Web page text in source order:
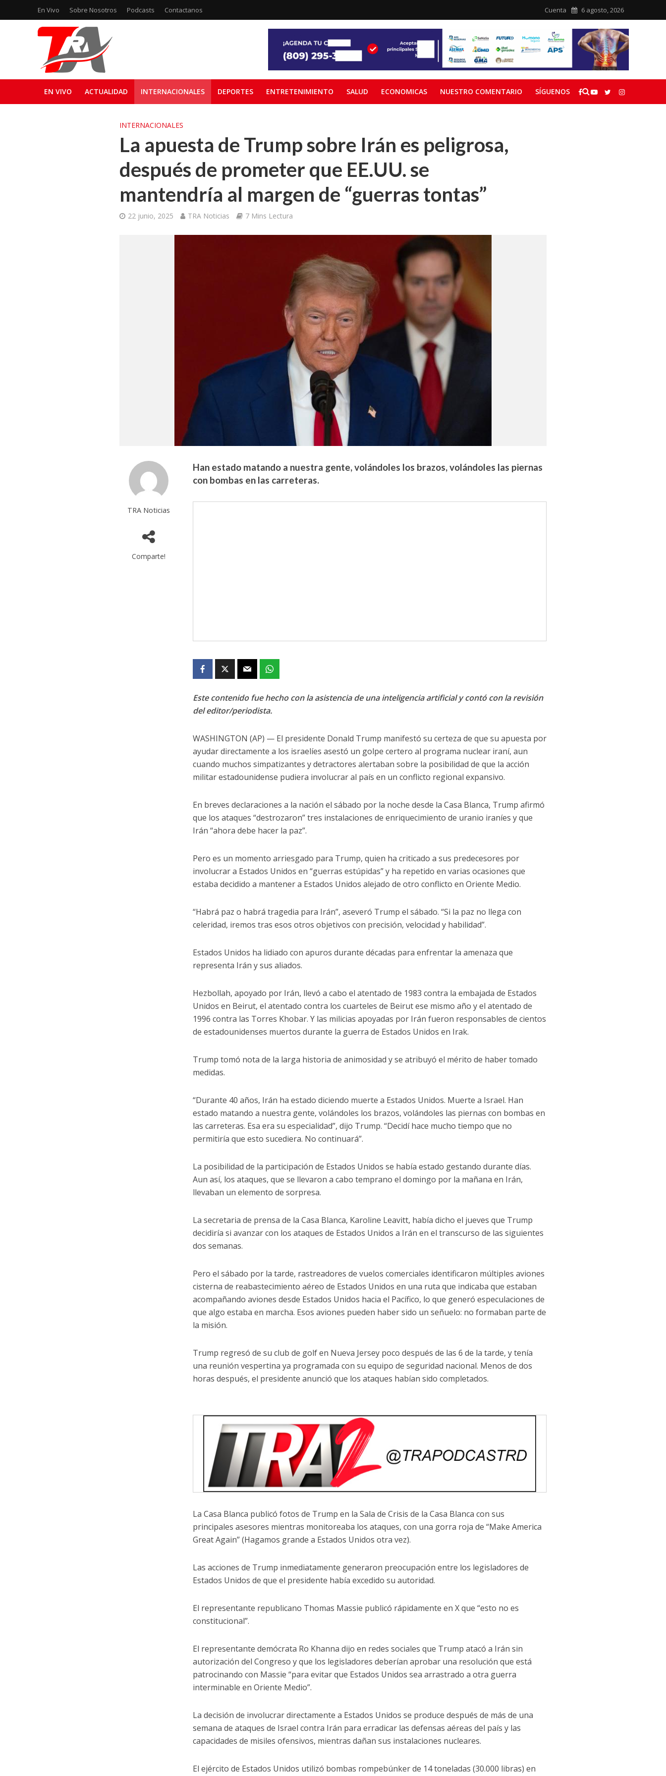
En Vivo Sobre Nosotros Podcasts Contactanos Cuenta 6 agosto, 2026
EN VIVO ACTUALIDAD INTERNACIONALES DEPORTES ENTRETENIMIENTO SALUD ECONOMICAS NUESTRO COMENTARIO SÍGUENOS
INTERNACIONALES
La apuesta de Trump sobre Irán es peligrosa,
después de prometer que EE.UU. se
mantendría al margen de “guerras tontas”
22 junio, 2025 TRA Noticias 7 Mins Lectura
TRA Noticias
Comparte!
Han estado matando a nuestra gente, volándoles los brazos, volándoles las piernas
con bombas en las carreteras.
Este contenido fue hecho con la asistencia de una inteligencia artificial y contó con la revisión
del editor/periodista.
WASHINGTON (AP) — El presidente Donald Trump manifestó su certeza de que su apuesta por
ayudar directamente a los israelíes asestó un golpe certero al programa nuclear iraní, aun
cuando muchos simpatizantes y detractores alertaban sobre la posibilidad de que la acción
militar estadounidense pudiera involucrar al país en un conflicto regional expansivo.
En breves declaraciones a la nación el sábado por la noche desde la Casa Blanca, Trump afirmó
que los ataques “destrozaron” tres instalaciones de enriquecimiento de uranio iraníes y que
Irán “ahora debe hacer la paz”.
Pero es un momento arriesgado para Trump, quien ha criticado a sus predecesores por
involucrar a Estados Unidos en “guerras estúpidas” y ha repetido en varias ocasiones que
estaba decidido a mantener a Estados Unidos alejado de otro conflicto en Oriente Medio.
“Habrá paz o habrá tragedia para Irán”, aseveró Trump el sábado. “Si la paz no llega con
celeridad, iremos tras esos otros objetivos con precisión, velocidad y habilidad”.
Estados Unidos ha lidiado con apuros durante décadas para enfrentar la amenaza que
representa Irán y sus aliados.
Hezbollah, apoyado por Irán, llevó a cabo el atentado de 1983 contra la embajada de Estados
Unidos en Beirut, el atentado contra los cuarteles de Beirut ese mismo año y el atentado de
1996 contra las Torres Khobar. Y las milicias apoyadas por Irán fueron responsables de cientos
de estadounidenses muertos durante la guerra de Estados Unidos en Irak.
Trump tomó nota de la larga historia de animosidad y se atribuyó el mérito de haber tomado
medidas.
“Durante 40 años, Irán ha estado diciendo muerte a Estados Unidos. Muerte a Israel. Han
estado matando a nuestra gente, volándoles los brazos, volándoles las piernas con bombas en
las carreteras. Esa era su especialidad”, dijo Trump. “Decidí hace mucho tiempo que no
permitiría que esto sucediera. No continuará”.
La posibilidad de la participación de Estados Unidos se había estado gestando durante días.
Aun así, los ataques, que se llevaron a cabo temprano el domingo por la mañana en Irán,
llevaban un elemento de sorpresa.
La secretaria de prensa de la Casa Blanca, Karoline Leavitt, había dicho el jueves que Trump
decidiría si avanzar con los ataques de Estados Unidos a Irán en el transcurso de las siguientes
dos semanas.
Pero el sábado por la tarde, rastreadores de vuelos comerciales identificaron múltiples aviones
cisterna de reabastecimiento aéreo de Estados Unidos en una ruta que indicaba que estaban
acompañando aviones desde Estados Unidos hacia el Pacífico, lo que generó especulaciones de
que algo estaba en marcha. Esos aviones pueden haber sido un señuelo: no formaban parte de
la misión.
Trump regresó de su club de golf en Nueva Jersey poco después de las 6 de la tarde, y tenía
una reunión vespertina ya programada con su equipo de seguridad nacional. Menos de dos
horas después, el presidente anunció que los ataques habían sido completados.
La Casa Blanca publicó fotos de Trump en la Sala de Crisis de la Casa Blanca con sus
principales asesores mientras monitoreaba los ataques, con una gorra roja de “Make America
Great Again” (Hagamos grande a Estados Unidos otra vez).
Las acciones de Trump inmediatamente generaron preocupación entre los legisladores de
Estados Unidos de que el presidente había excedido su autoridad.
El representante republicano Thomas Massie publicó rápidamente en X que “esto no es
constitucional”.
El representante demócrata Ro Khanna dijo en redes sociales que Trump atacó a Irán sin
autorización del Congreso y que los legisladores deberían aprobar una resolución que está
patrocinando con Massie “para evitar que Estados Unidos sea arrastrado a otra guerra
interminable en Oriente Medio”.
La decisión de involucrar directamente a Estados Unidos se produce después de más de una
semana de ataques de Israel contra Irán para erradicar las defensas aéreas del país y las
capacidades de misiles ofensivos, mientras dañan sus instalaciones nucleares.
El ejército de Estados Unidos utilizó bombas rompebúnker de 14 toneladas (30.000 libras) en